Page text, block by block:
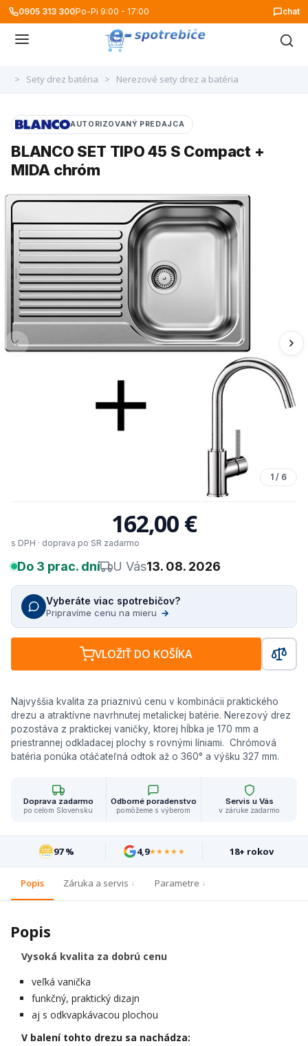
0905 313 300Po-Pi 9:00 - 17:00 chat
> Sety drez batéria > Nerezové sety drez a batéria
1 / 6
AUTORIZOVANÝ PREDAJCA
BLANCO SET TIPO 45 S Compact +
MIDA chróm
Najvyššia kvalita za priaznivú cenu v kombinácii praktického
drezu a atraktívne navrhnutej metalickej batérie. Nerezový drez
pozostáva z praktickej vaničky, ktorej hĺbka je 170 mm a
priestrannej odkladacej plochy s rovnými líniami. Chrómová
batéria ponúka otáčateľná odtok až o 360° a výšku 327 mm.
162,00 €
s DPH · doprava po SR zadarmo
Do 3 prac. dní U Vás13. 08. 2026
Vyberáte viac spotrebičov?
Pripravíme cenu na mieru →
VLOŽIŤ DO KOŠÍKA
Doprava zadarmo
po celom Slovensku
Odborné poradenstvo
pomôžeme s výberom
Servis u Vás
v záruke zadarmo
97 % 4,9★★★★★ 18+ rokov
Popis Záruka a servis Parametre
Popis
Vysoká kvalita za dobrú cenu
veľká vanička
funkčný, praktický dizajn
aj s odkvapkávacou plochou
V balení tohto drezu sa nachádza: